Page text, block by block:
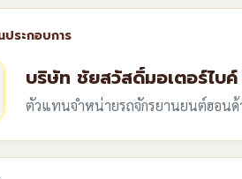
บริษัท ชัยสวัสดิ์มอเตอร์ไบ
ตัวแทนจำหน่ายรถจักรยานยนต์ฮอนด้